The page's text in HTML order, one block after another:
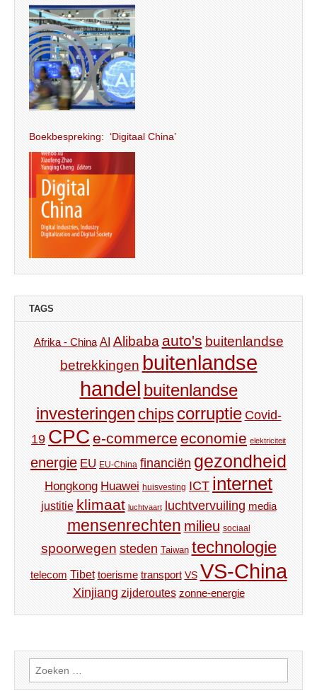
Boekbespreking: ‘Digitaal China’
TAGS
Afrika - China AI Alibaba auto's buitenlandse
betrekkingen buitenlandse
handel buitenlandse
investeringen chips corruptie Covid-
19 CPC e-commerce economie elektriciteit
energie EU EU-China financiën gezondheid
Hongkong Huawei huisvesting ICT internet
justitie klimaat luchtvaart luchtvervuiling media
mensenrechten milieu sociaal
spoorwegen steden Taiwan technologie
telecom Tibet toerisme transport VS VS-China
Xinjiang zijderoutes zonne-energie
Zoeken
naar: